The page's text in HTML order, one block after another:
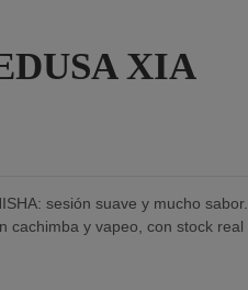
XIA
sesión suave y mucho
cachimba y vapeo, con stock real